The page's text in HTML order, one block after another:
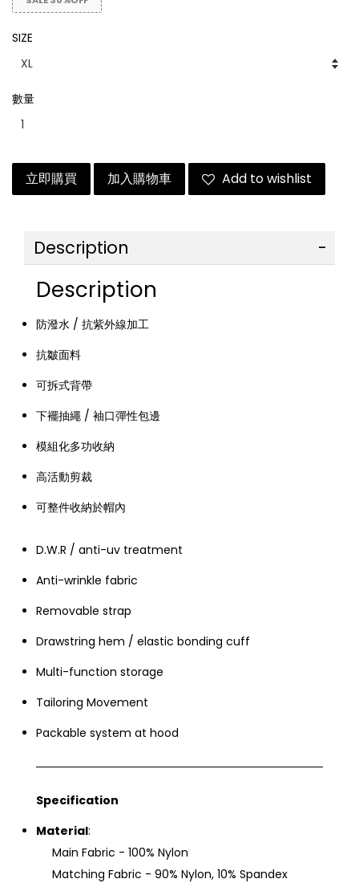
SIZE
數量
立即購買 加入購物車 Add to wishlist
Description
Description
防潑水 / 抗紫外線加工
抗皺面料
可拆式背帶
下襬抽繩 / 袖口彈性包邊
模組化多功收納
高活動剪裁
可整件收納於帽內
D.W.R / anti-uv treatment
Anti-wrinkle fabric
Removable strap
Drawstring hem / elastic bonding cuff
Multi-function storage
Tailoring Movement
Packable system at hood
Specification
Material:
Main Fabric - 100% Nylon
Matching Fabric - 90% Nylon, 10% Spandex